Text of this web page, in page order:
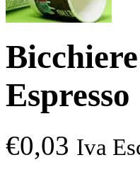
Espresso
€0,03 Iva